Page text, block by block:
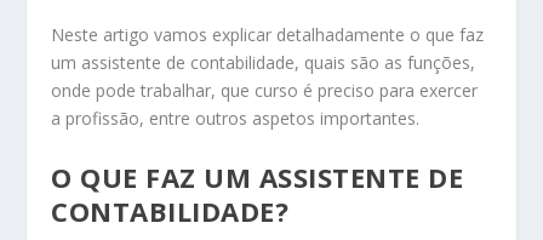
Neste artigo vamos explicar detalhadamente o que faz
um assistente de contabilidade, quais são as funções,
onde pode trabalhar, que curso é preciso para exercer
a profissão, entre outros aspetos importantes.
O QUE FAZ UM ASSISTENTE DE
CONTABILIDADE?